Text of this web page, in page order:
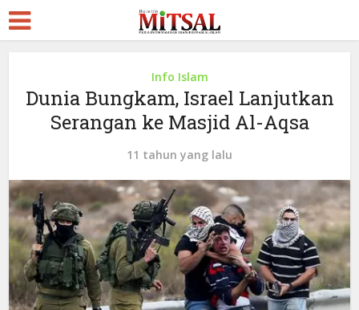
Info Islam
Dunia Bungkam, Israel Lanjutkan
Serangan ke Masjid Al-Aqsa
11 tahun yang lalu